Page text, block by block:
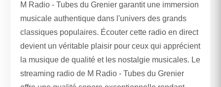
M Radio - Tubes du Grenier garantit une immersion
musicale authentique dans l'univers des grands
classiques populaires. Écouter cette radio en direct
devient un véritable plaisir pour ceux qui apprécient
la musique de qualité et les nostalgie musicales. Le
streaming radio de M Radio - Tubes du Grenier